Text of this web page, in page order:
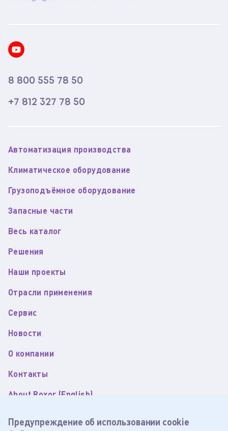
8 800 555 78 50
+7 812 327 78 50
Автоматизация производства
Климатическое оборудование
Грузоподъёмное оборудование
Запасные части
Весь каталог
Решения
Наши проекты
Отрасли применения
Сервис
Новости
О компании
Контакты
About Roxor (English)
Предупреждение об использовании cookie